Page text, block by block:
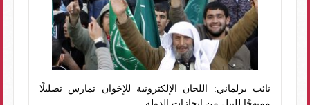
نائب برلماني: اللجان الإلكترونية للإخوان تمارس تضليلًا